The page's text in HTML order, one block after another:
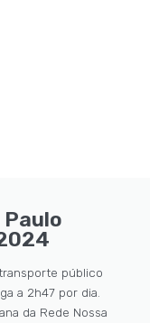
Paulo
público
a 2h47 por dia.
da Rede Nossa